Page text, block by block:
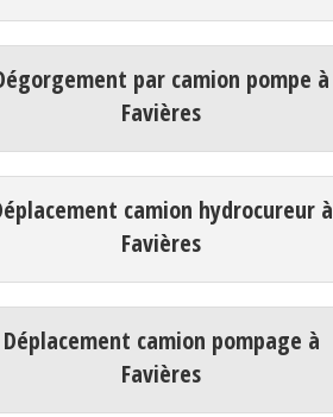
par camion pompe à
Favières
camion hydrocureur à
Favières
Déplacement camion pompage à
Favières